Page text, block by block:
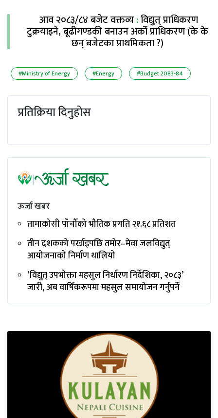
आव २०८३/८४ बजेट वक्तव्य:विद्युत् प्राधिकरण
टुक्रयाइने, बूढीगण्डकी बनाउन अर्को प्राधिकरण (के के
छन् बजेटका प्राथमिकता ?)
#Ministry of Energy #Energy #Budget 2083-84
प्रतिक्रिया दिनुहोस
ऊर्जा खबर
तामाकोसी पाँचौँको भौतिक प्रगति २१.६८ प्रतिशत
तीन दशकको पर्खाइपछि तमोर–मेवा जलविद्युत्
आयोजनाको निर्माण थालियो
‘विद्युत् उपभोक्ता महसुल निर्धारण निर्देशिका, २०८३’
जारी, अब वार्षिकरूपमा महसुल समायोजन गर्नुपर्ने